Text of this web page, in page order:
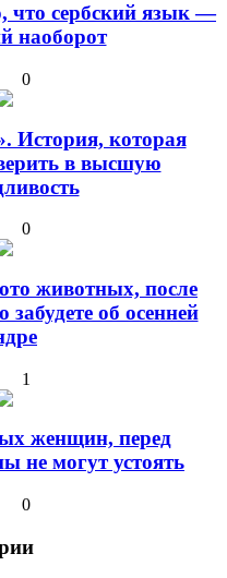
что сербский язык —
наоборот
0
История, которая
в высшую
0
животных, после
об осенней
1
женщин, перед
не могут устоять
0